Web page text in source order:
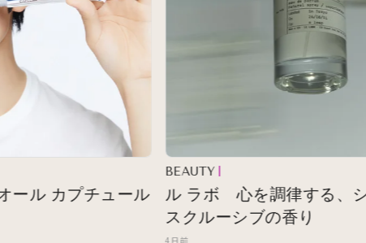
ル カプチュール
BEAUTY
ル ラボ 心を調律する、シテ
スクルーシブの香り
4日前